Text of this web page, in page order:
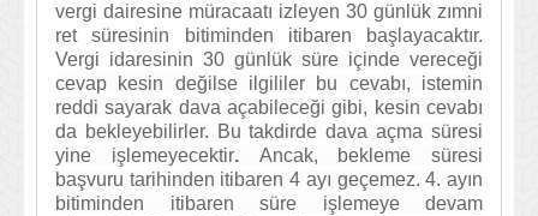
vergi dairesine müracaatı izleyen 30 günlük zımni
ret süresinin bitiminden itibaren başlayacaktır.
Vergi idaresinin 30 günlük süre içinde vereceği
cevap kesin değilseilgililer bu cevabı, istemin
reddi sayarak dava açabileceği gibi, kesin cevabı
da bekleyebilirler. Bu takdirde dava açma süresi
yine işlemeyecektir.Ancak, bekleme süresi
başvuru tarihinden itibaren 4 ayı geçemez. 4. ayın
bitiminden itibaren süre işlemeye devam